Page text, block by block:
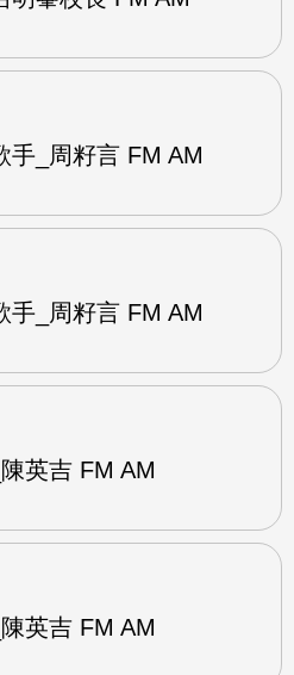
手_周籽言 FM AM
手_周籽言 FM AM
英吉 FM AM
英吉 FM AM